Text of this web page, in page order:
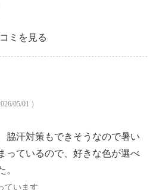
ミを見る
05/01 ）
脇汗対策もできそうなので暑い
っているので、好きな色が選べ
。
ています